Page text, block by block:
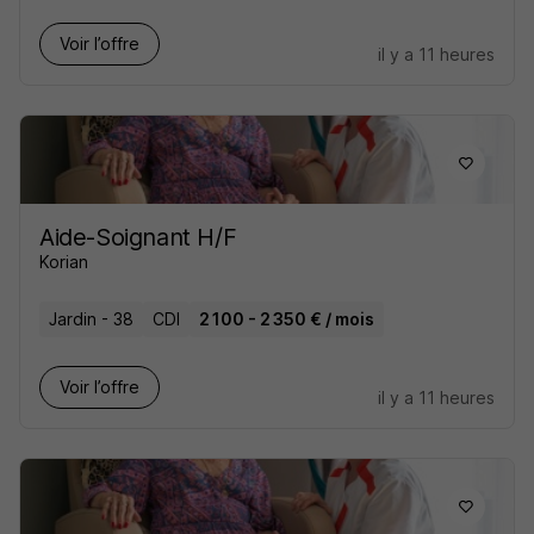
Voir l’offre
il y a 11 heures
Aide-Soignant H/F
Korian
Jardin - 38 CDI 2 100 - 2 350 € / mois
Voir l’offre
il y a 11 heures